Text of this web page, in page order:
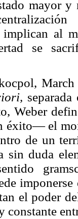
mayor
al
se
Weber
éxito— el
de un
sin duda
imponerse
el poder
constante